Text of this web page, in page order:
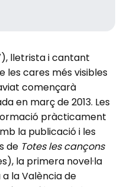
lletrista i cantant
les cares més visibles
començarà
en març de 2013. Les
pràcticament
la publicació i les
de Totes les cançons
la primera novel·la
la València de